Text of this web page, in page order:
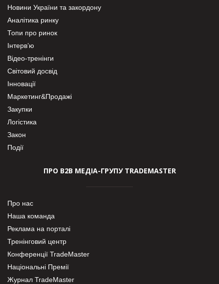
Новини України та закордону
Аналітика ринку
Топи про ринок
Інтерв’ю
Відео-тренінги
Світовий досвід
Інновації
Маркетинг&Продажі
Закупки
Логістика
Закон
Події
ПРО В2В МЕДІА-ГРУПУ TRADEMASTER
Про нас
Наша команда
Реклама на порталі
Тренінговий центр
Конференції TradeMaster
Національні Премії
Журнал TradeMaster